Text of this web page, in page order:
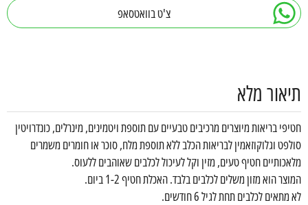
צ'ט בוואטסאפ
תיאור מלא
חטיפי בריאות מיוצרים מרכיבים טבעיים עם תוספת ויטמינים, מינרלים, כונדרויטין
סולפט וגלוקוזאמין לבריאות הכלב ללא תוספת מלח, סוכר או חומרים משמרים
מלאכותיים חטיף טעים, מזין וקל לעיכול לכלבים שאוהבים ללעוס.
המוצר הוא מזון משלים לכלבים בלבד. האכלת חטיף 1-2 ביום.
לא מתאים לכלבים תחת לגיל 6 חודשים.